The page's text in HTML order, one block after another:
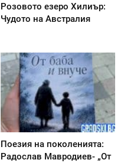
Розовото езеро Хилиър:
Чудото на Австралия
Поезия на поколенията:
Радослав Мавродиев- „От